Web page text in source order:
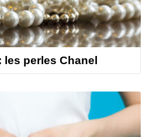
les perles Chanel